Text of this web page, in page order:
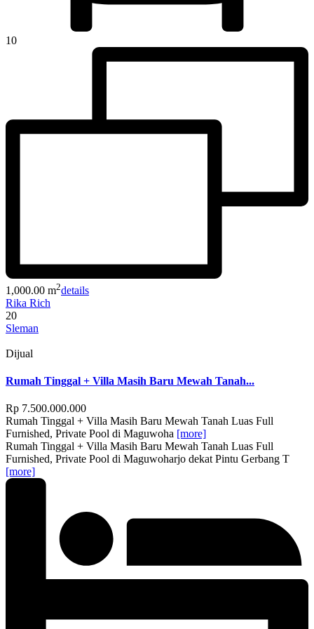
10
1,000.00 m2details
Rika Rich
20
Sleman
Dijual
Rumah Tinggal + Villa Masih Baru Mewah Tanah...
Rp 7.500.000.000
Rumah Tinggal + Villa Masih Baru Mewah Tanah Luas Full
Furnished, Private Pool di Maguwoha [more]
Rumah Tinggal + Villa Masih Baru Mewah Tanah Luas Full
Furnished, Private Pool di Maguwoharjo dekat Pintu Gerbang T
[more]